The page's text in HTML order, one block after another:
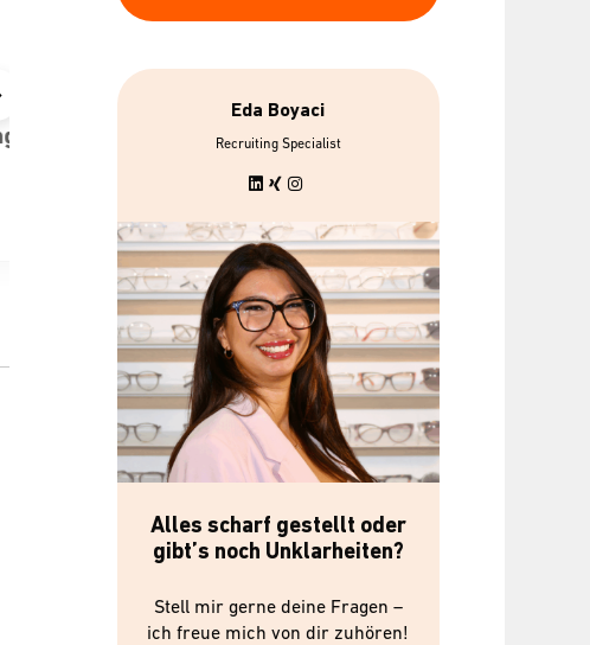
bis zu 7 gratis
Mitarbeiterbrillen
Eda Boyaci
Recruiting Specialist
Alles scharf gestellt oder
gibt’s noch Unklarheiten?
Stell mir gerne deine Fragen –
ich freue mich von dir zuhören!